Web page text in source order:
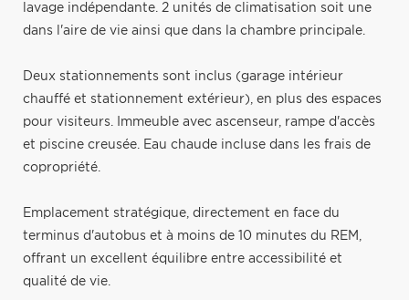
lavage indépendante. 2 unités de climatisation soit une
dans l'aire de vie ainsi que dans la chambre principale.
Deux stationnements sont inclus (garage intérieur
chauffé et stationnement extérieur), en plus des espaces
pour visiteurs. Immeuble avec ascenseur, rampe d'accès
et piscine creusée. Eau chaude incluse dans les frais de
copropriété.
Emplacement stratégique, directement en face du
terminus d'autobus et à moins de 10 minutes du REM,
offrant un excellent équilibre entre accessibilité et
qualité de vie.